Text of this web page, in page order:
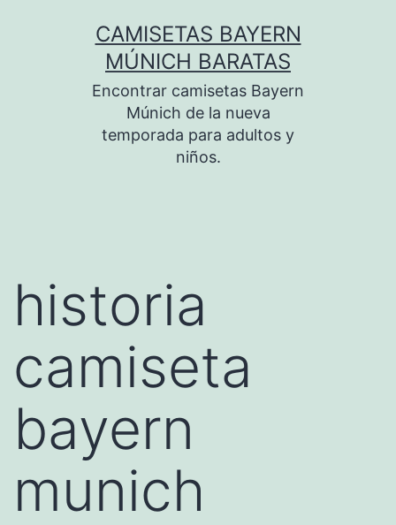
CAMISETAS BAYERN
MÚNICH BARATAS
Encontrar camisetas Bayern
Múnich de la nueva
temporada para adultos y
niños.
historia
camiseta
bayern
munich